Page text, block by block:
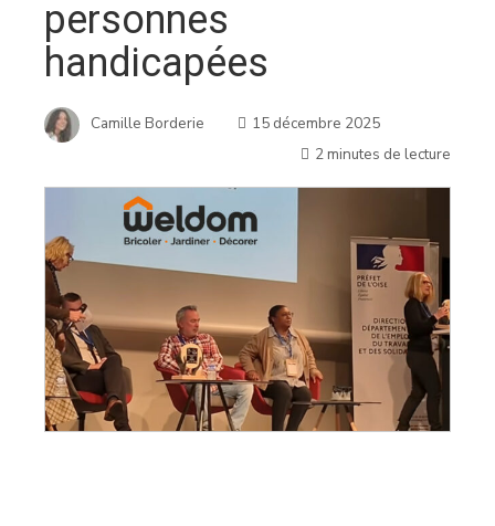
personnes
handicapées
Camille Borderie
15 décembre 2025
2 minutes de lecture